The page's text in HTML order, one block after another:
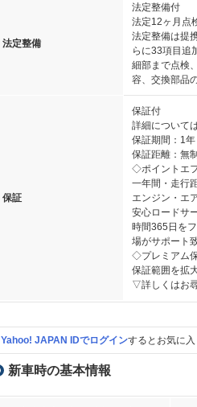
法定整備
法定整備付
法定12ヶ月点
法定整備は提
らに33項目追
細部まで点検
容、交換部品
保証
保証付
詳細について
保証期間：1年
保証距離：無
◇ポイントエ
一年間・走行
エンジン・エ
安心ロードサ
時間365日を
場がサポート
◇プレミアム
保証範囲を拡
▽詳しくはお
Yahoo! JAPAN IDでログインするとお気に
新車時の基本情報